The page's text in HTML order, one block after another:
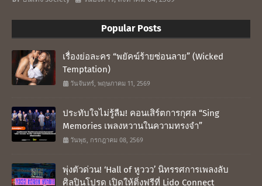
Popular Posts
เรื่องย่อละคร “พยัคฆ์ร้ายซ่อนลาย” (Wicked
Temptation)
วันจันทร์, พฤษภาคม 11, 2569
ประทับใจไม่รู้ลืม! คอนเสิร์ตการกุศล “Sing
Memories เพลงหวานในความทรงจำ”
วันพุธ, กรกฎาคม 08, 2569
พุ่งตัวด่วน! ‘Hall of หูววว’ นิทรรศการเพลงลับ
ศิลปินโปรด เปิดให้ติ่งฟรีที่ Lido Connect